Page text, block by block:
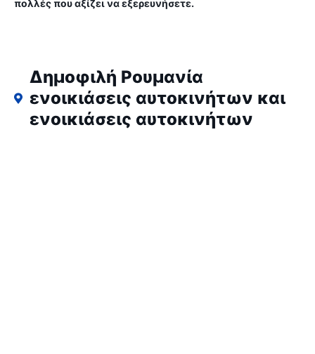
πολλές που αξίζει να εξερευνήσετε.
Δημοφιλή Ρουμανία
ενοικιάσεις αυτοκινήτων και
ενοικιάσεις αυτοκινήτων